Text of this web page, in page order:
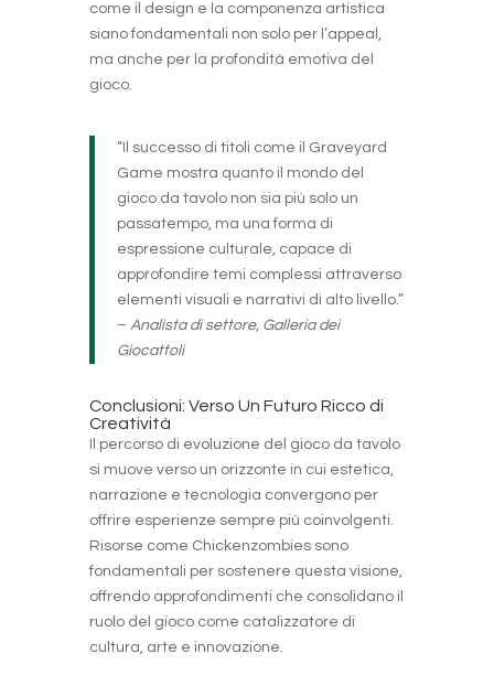
come il design e la componenza artistica
siano fondamentali non solo per l’appeal,
ma anche per la profondità emotiva del
gioco.
“Il successo di titoli come il Graveyard
Game mostra quanto il mondo del
gioco da tavolo non sia più solo un
passatempo, ma una forma di
espressione culturale, capace di
approfondire temi complessi attraverso
elementi visuali e narrativi di alto livello.”
– Analista di settore, Galleria dei
Giocattoli
Conclusioni: Verso Un Futuro Ricco di
Creatività
Il percorso di evoluzione del gioco da tavolo
si muove verso un orizzonte in cui estetica,
narrazione e tecnologia convergono per
offrire esperienze sempre più coinvolgenti.
Risorse come Chickenzombies sono
fondamentali per sostenere questa visione,
offrendo approfondimenti che consolidano il
ruolo del gioco come catalizzatore di
cultura, arte e innovazione.